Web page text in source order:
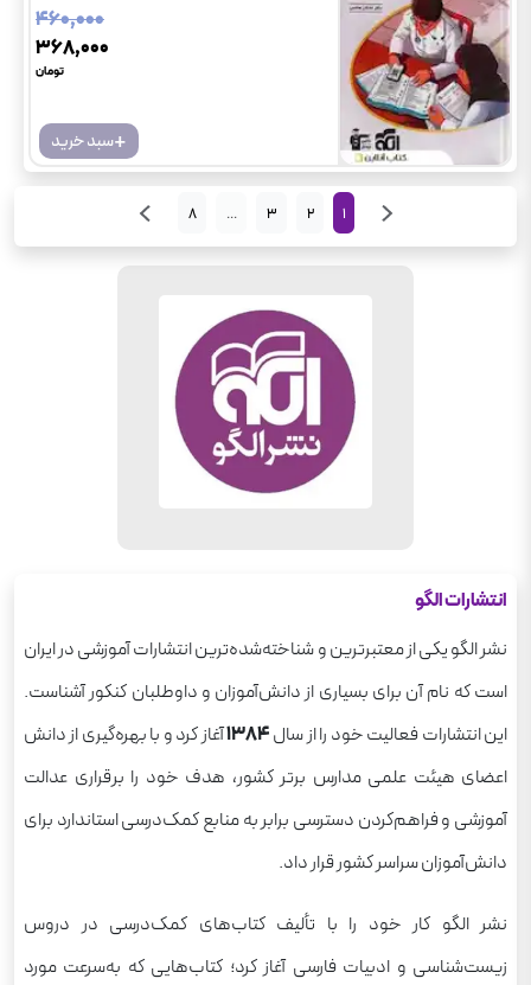
+سبد خرید
۴۶۰٬۰۰۰
۳۶۸٬۰۰۰
تومان
1
2
3
...
8
انتشارات الگو
نشر الگو یکی از معتبرترین و شناخته‌شده‌ترین انتشارات آموزشی در ایران
است که نام آن برای بسیاری از دانش‌آموزان و داوطلبان کنکور آشناست.
این انتشارات فعالیت خود را از سال۱۳۸۴آغاز کرد و با بهره‌گیری از دانش
اعضای هیئت علمی مدارس برتر کشور، هدف خود را برقراری عدالت
آموزشی و فراهم‌کردن دسترسی برابر به منابع کمک‌درسی استاندارد برای
دانش‌آموزان سراسر کشور قرار داد.
نشر الگو کار خود را با تألیف کتاب‌های کمک‌درسی در دروس
زیست‌شناسی و ادبیات فارسی آغاز کرد؛ کتاب‌هایی که به‌سرعت مورد